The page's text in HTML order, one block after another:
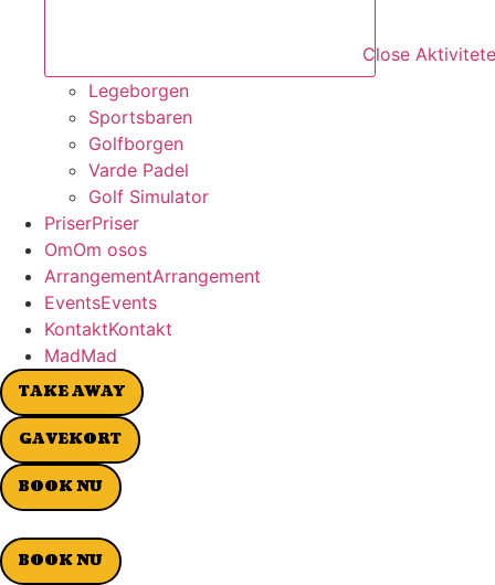
Close
Legeborgen
Sportsbaren
Golfborgen
Varde Padel
Golf Simulator
PriserPriser
OmOm osos
ArrangementArrangement
EventsEvents
KontaktKontakt
MadMad
TAKE AWAY
GAVEKORT
BOOK NU
BOOK NU